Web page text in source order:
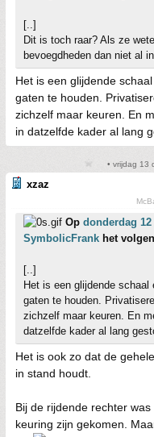
[..]
Dit is toch raar? Als ze
bevoegdheden dan niet al
Het is een glijdende
gaten te houden.
zichzelf maar keuren. En
in datzelfde kader al lang
• vrijdag 13
xzaz
Op donderdag 12
SymbolicFrank het
[..]
Het is een glijdende
gaten te houden.
zichzelf maar keuren. En
datzelfde kader al lang
Het is ook zo dat de
in stand houdt.
Bij de rijdende rechter
keuring zijn gekomen.